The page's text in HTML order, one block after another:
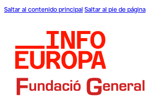
Saltar al contenido principal Saltar al pie de página